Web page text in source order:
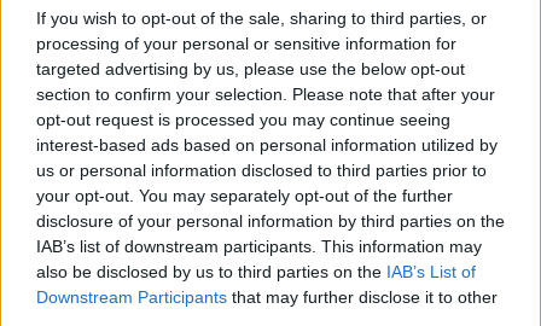
If you wish to opt-out of the sale, sharing to third parties, or
processing of your personal or sensitive information for
targeted advertising by us, please use the below opt-out
section to confirm your selection. Please note that after your
opt-out request is processed you may continue seeing
interest-based ads based on personal information utilized by
us or personal information disclosed to third parties prior to
your opt-out. You may separately opt-out of the further
disclosure of your personal information by third parties on the
IAB’s list of downstream participants. This information may
also be disclosed by us to third parties on the IAB’s List of
Downstream Participants that may further disclose it to other
La «voce da capo» è
fondamentale per fare carriera
19/05/2013
7Missione Natura, il programma
di divulgazione scientifica di La7,